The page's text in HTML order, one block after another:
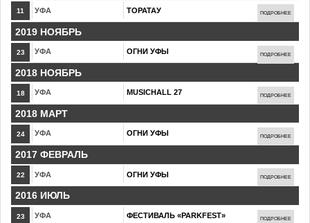
11 УФА ТОРАТАУ ПОДРОБНЕЕ
2019 НОЯБРЬ
23 УФА ОГНИ УФЫ ПОДРОБНЕЕ
2018 НОЯБРЬ
18 УФА MUSICHALL 27 ПОДРОБНЕЕ
2018 МАРТ
24 УФА ОГНИ УФЫ ПОДРОБНЕЕ
2017 ФЕВРАЛЬ
22 УФА ОГНИ УФЫ ПОДРОБНЕЕ
2016 ИЮЛЬ
23 УФА ФЕСТИВАЛЬ «PARKFEST» ПОДРОБНЕЕ